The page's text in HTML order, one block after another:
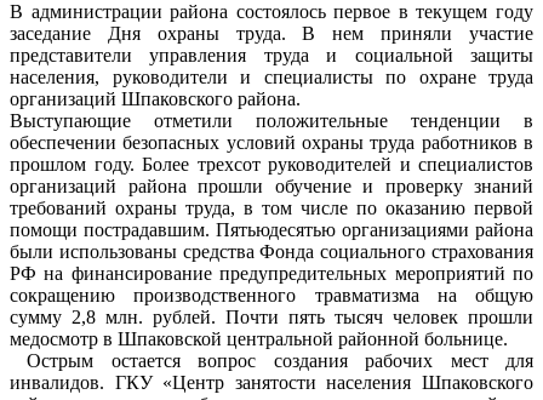
В администрации района состоялось первое в текущем году
заседание Дня охраны труда. В нем приняли участие
представители управления труда и социальной защиты
населения, руководители и специалисты по охране труда
организаций Шпаковского района.
Выступающие отметили положительные тенденции в
обеспечении безопасных условий охраны труда работников в
прошлом году. Более трехсот руководителей и специалистов
организаций района прошли обучение и проверку знаний
требований охраны труда, в том числе по оказанию первой
помощи пострадавшим. Пятьюдесятью организациями района
были использованы средства Фонда социального страхования
РФ на финансирование предупредительных мероприятий по
сокращению производственного травматизма на общую
сумму 2,8 млн. рублей. Почти пять тысяч человек прошли
медосмотр в Шпаковской центральной районной больнице.
Острым остается вопрос создания рабочих мест для
инвалидов. ГКУ «Центр занятости населения Шпаковского